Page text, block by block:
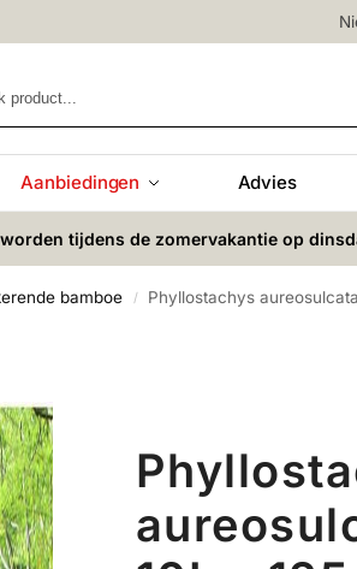
Aanbiedingen Advies
tijdens de zomervakantie op
bamboe / Phyllostachys